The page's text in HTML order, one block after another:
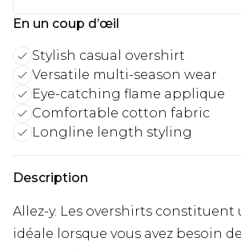
En un coup d’œil
Stylish casual overshirt
Versatile multi-season wear
Eye-catching flame applique
Comfortable cotton fabric
Longline length styling
Description
Allez-y. Les overshirts
idéale lorsque vous avez besoin